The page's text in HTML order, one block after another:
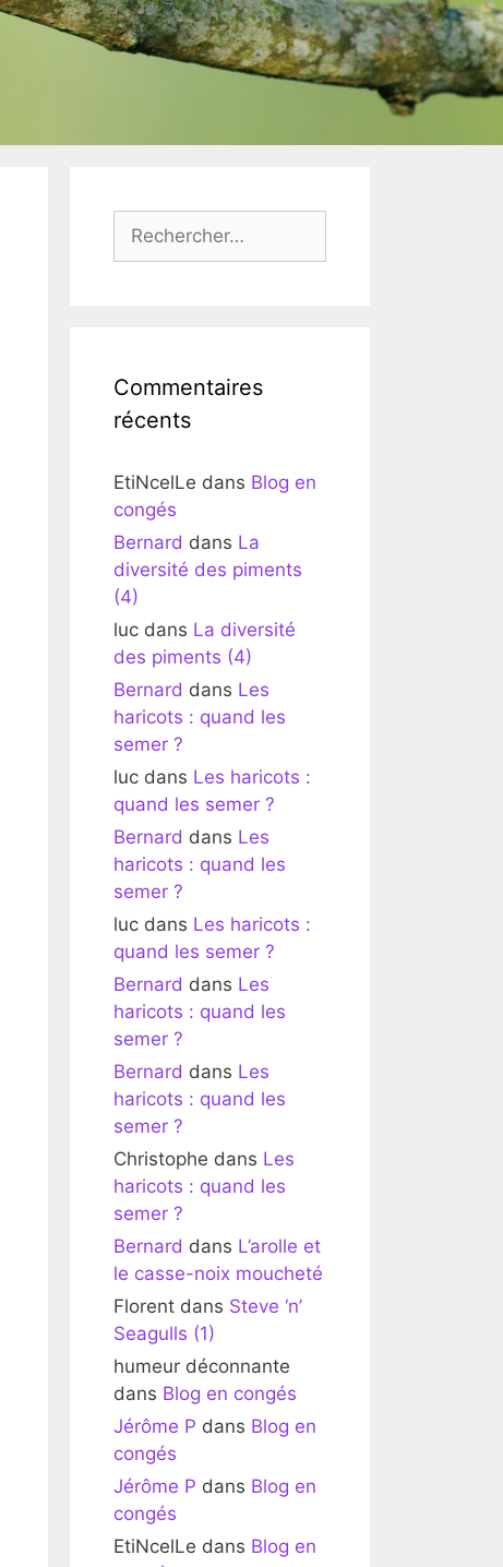
Commentaires
récents
EtiNcelLe dans Blog en
congés
Bernard dans La
diversité des piments
(4)
luc dans La diversité
des piments (4)
Bernard dans Les
haricots : quand les
semer ?
luc dans Les haricots :
quand les semer ?
Bernard dans Les
haricots : quand les
semer ?
luc dans Les haricots :
quand les semer ?
Bernard dans Les
haricots : quand les
semer ?
Bernard dans Les
haricots : quand les
semer ?
Christophe dans Les
haricots : quand les
semer ?
Bernard dans L’arolle et
le casse-noix moucheté
Florent dans Steve ‘n’
Seagulls (1)
humeur déconnante
dans Blog en congés
Jérôme P dans Blog en
congés
Jérôme P dans Blog en
congés
EtiNcelLe dans Blog en